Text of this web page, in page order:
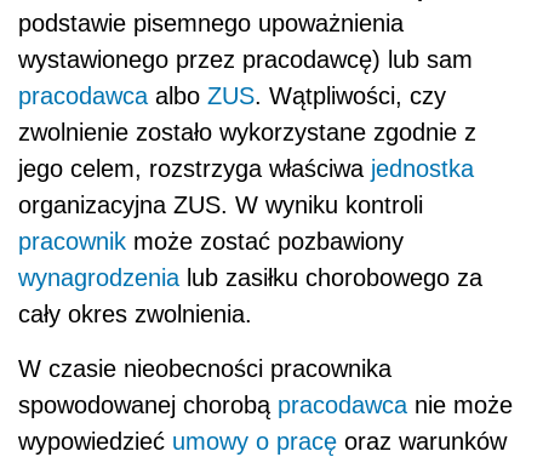
podstawie pisemnego upoważnienia
wystawionego przez pracodawcę) lub sam
pracodawca albo ZUS. Wątpliwości, czy
zwolnienie zostało wykorzystane zgodnie z
jego celem, rozstrzyga właściwa jednostka
organizacyjna ZUS. W wyniku kontroli
pracownik może zostać pozbawiony
wynagrodzenia lub zasiłku chorobowego za
cały okres zwolnienia.
W czasie nieobecności pracownika
spowodowanej chorobą pracodawca nie może
wypowiedzieć umowy o pracę oraz warunków